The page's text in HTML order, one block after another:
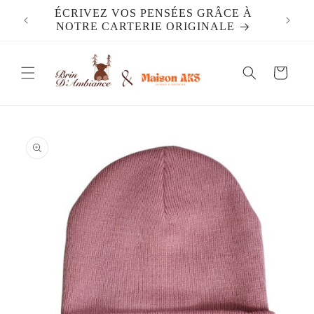
passer
ÉCRIVEZ VOS PENSÉES GRÂCE À
NOTRE CARTERIE ORIGINALE
Panier
produits